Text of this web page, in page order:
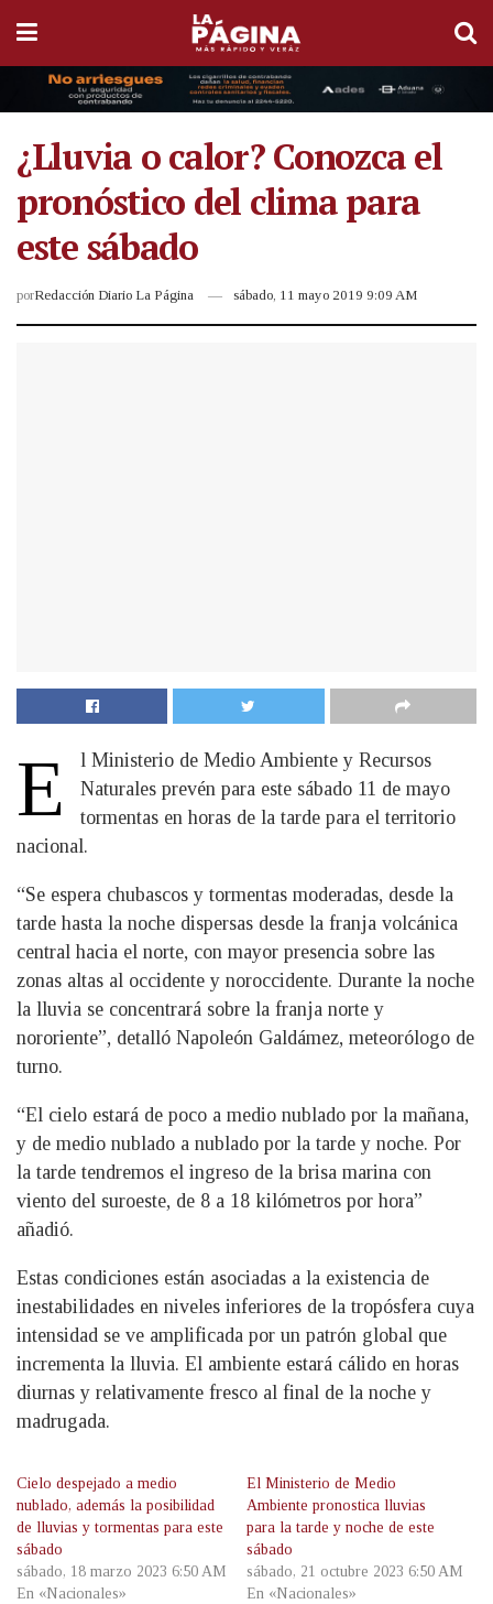
¿Lluvia o calor? Conozca el
pronóstico del clima para
este sábado
porRedacción Diario La Página sábado, 11 mayo 2019 9:09 AM
E
l Ministerio de Medio Ambiente y Recursos
Naturales prevén para este sábado 11 de mayo
tormentas en horas de la tarde para el territorio
nacional.
“Se espera chubascos y tormentas moderadas, desde la
tarde hasta la noche dispersas desde la franja volcánica
central hacia el norte, con mayor presencia sobre las
zonas altas al occidente y noroccidente. Durante la noche
la lluvia se concentrará sobre la franja norte y
nororiente”, detalló Napoleón Galdámez, meteorólogo de
turno.
“El cielo estará de poco a medio nublado por la mañana,
y de medio nublado a nublado por la tarde y noche. Por
la tarde tendremos el ingreso de la brisa marina con
viento del suroeste, de 8 a 18 kilómetros por hora”
añadió.
Estas condiciones están asociadas a la existencia de
inestabilidades en niveles inferiores de la tropósfera cuya
intensidad se ve amplificada por un patrón global que
incrementa la lluvia. El ambiente estará cálido en horas
diurnas y relativamente fresco al final de la noche y
madrugada.
Cielo despejado a medio
nublado, además la posibilidad
de lluvias y tormentas para este
sábado
sábado, 18 marzo 2023 6:50 AM
En «Nacionales»
El Ministerio de Medio
Ambiente pronostica lluvias
para la tarde y noche de este
sábado
sábado, 21 octubre 2023 6:50 AM
En «Nacionales»